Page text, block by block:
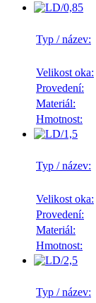
Typ / název:
Velikost oka:
Provedení:
Materiál:
Hmotnost:
Typ / název:
Velikost oka:
Provedení:
Materiál:
Hmotnost:
Typ / název: